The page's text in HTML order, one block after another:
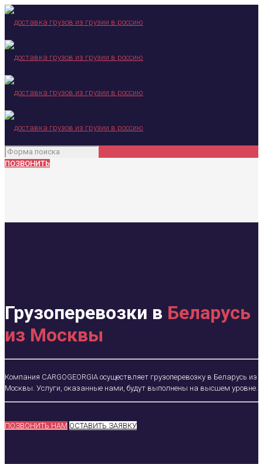
ПОЗВОНИТЬ
Грузоперевозки в Беларусь
из Москвы
Компания CARGOGEORGIA осуществляет грузоперевозку в Беларусь из
Москвы. Услуги, оказанные нами, будут выполнены на высшем уровне.
ПОЗВОНИТЬ НАМ ОСТАВИТЬ ЗАЯВКУ